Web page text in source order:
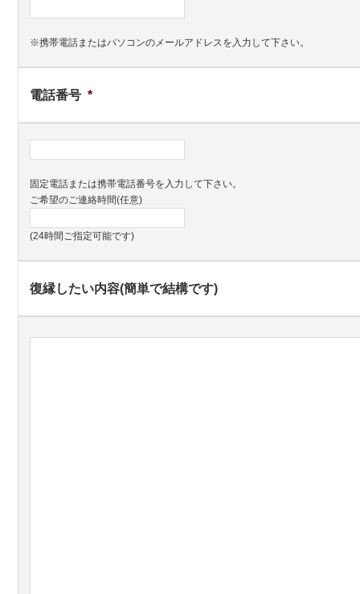
※携帯電話またはパソコンのメールアドレスを入力して下さい。
電話番号 *
固定電話または携帯電話番号を入力して下さい。
ご希望のご連絡時間(任意)
(24時間ご指定可能です)
復縁したい内容(簡単で結構です)